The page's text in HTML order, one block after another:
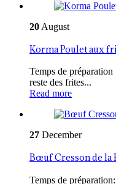
20 August
Korma Poulet aux
Temps de
reste des frites...
Read more
27 December
Bœuf Cresson de la
Temps de